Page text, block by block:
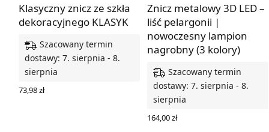
Klasyczny znicz ze szkła
dekoracyjnego KLASYK
Szacowany termin
dostawy: 7. sierpnia - 8.
sierpnia
73,98zł
Znicz metalowy 3D LED –
liść pelargonii |
nowoczesny lampion
nagrobny (3 kolory)
Szacowany termin
dostawy: 7. sierpnia - 8.
sierpnia
164,00zł